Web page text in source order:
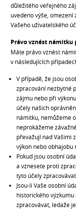
důležitého veřejného
uvedeno výše,
Vašeho uživatelského
Právo vznést námitku
Máte právo vznést
v následujících
V případě, že jsou
zpracování nezbytné
zájmu nebo při
účely našich
námitku, nemůžeme
neprokážeme
převažují nad Vašimi
výkon nebo obhajobu
Pokud jsou osobní
a vznesete proti
tyto účely zpracovávat.
Jsou-li Vaše osobní
historického
zpracovávat, ledaže